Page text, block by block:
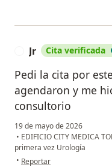
Jr Cita verificada
Pedi la cita por
agendaron y me
consultorio
19 de mayo de 2026
• EDIFICIO CITY MEDICA
primera vez Urología
• en opinión del usuario Jr
Reportar